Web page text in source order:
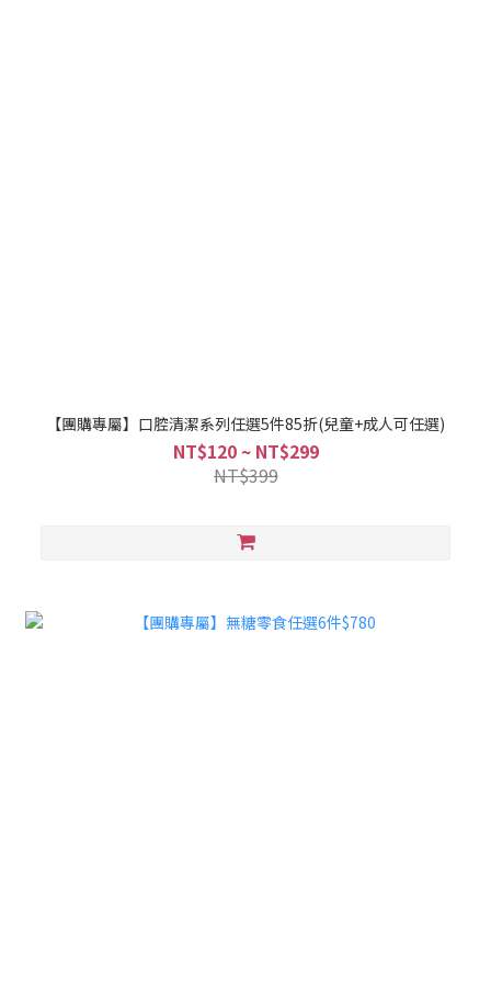
【團購專屬】口腔清潔系列任選5件85折(兒童+成人可任選)
NT$120 ~ NT$299
NT$399